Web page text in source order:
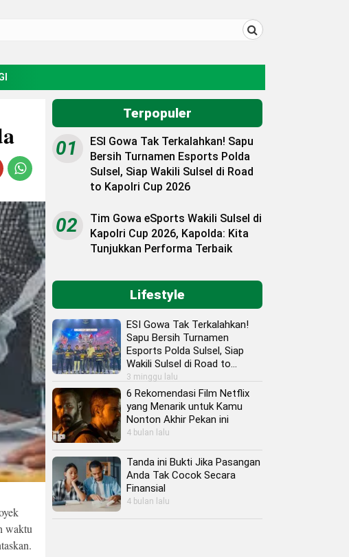
waktu
Terpopuler
01
ESI Gowa Tak Terkalahkan! Sapu
Bersih Turnamen Esports Polda
Sulsel, Siap Wakili Sulsel di Road
to Kapolri Cup 2026
02
Tim Gowa eSports Wakili Sulsel di
Kapolri Cup 2026, Kapolda: Kita
Tunjukkan Performa Terbaik
Lifestyle
ESI Gowa Tak Terkalahkan!
Sapu Bersih Turnamen
Esports Polda Sulsel, Siap
Wakili Sulsel di Road to
Kapolri Cup 2026
3 minggu lalu
6 Rekomendasi Film Netflix
yang Menarik untuk Kamu
Nonton Akhir Pekan ini
4 bulan lalu
Tanda ini Bukti Jika Pasangan
Anda Tak Cocok Secara
Finansial
4 bulan lalu